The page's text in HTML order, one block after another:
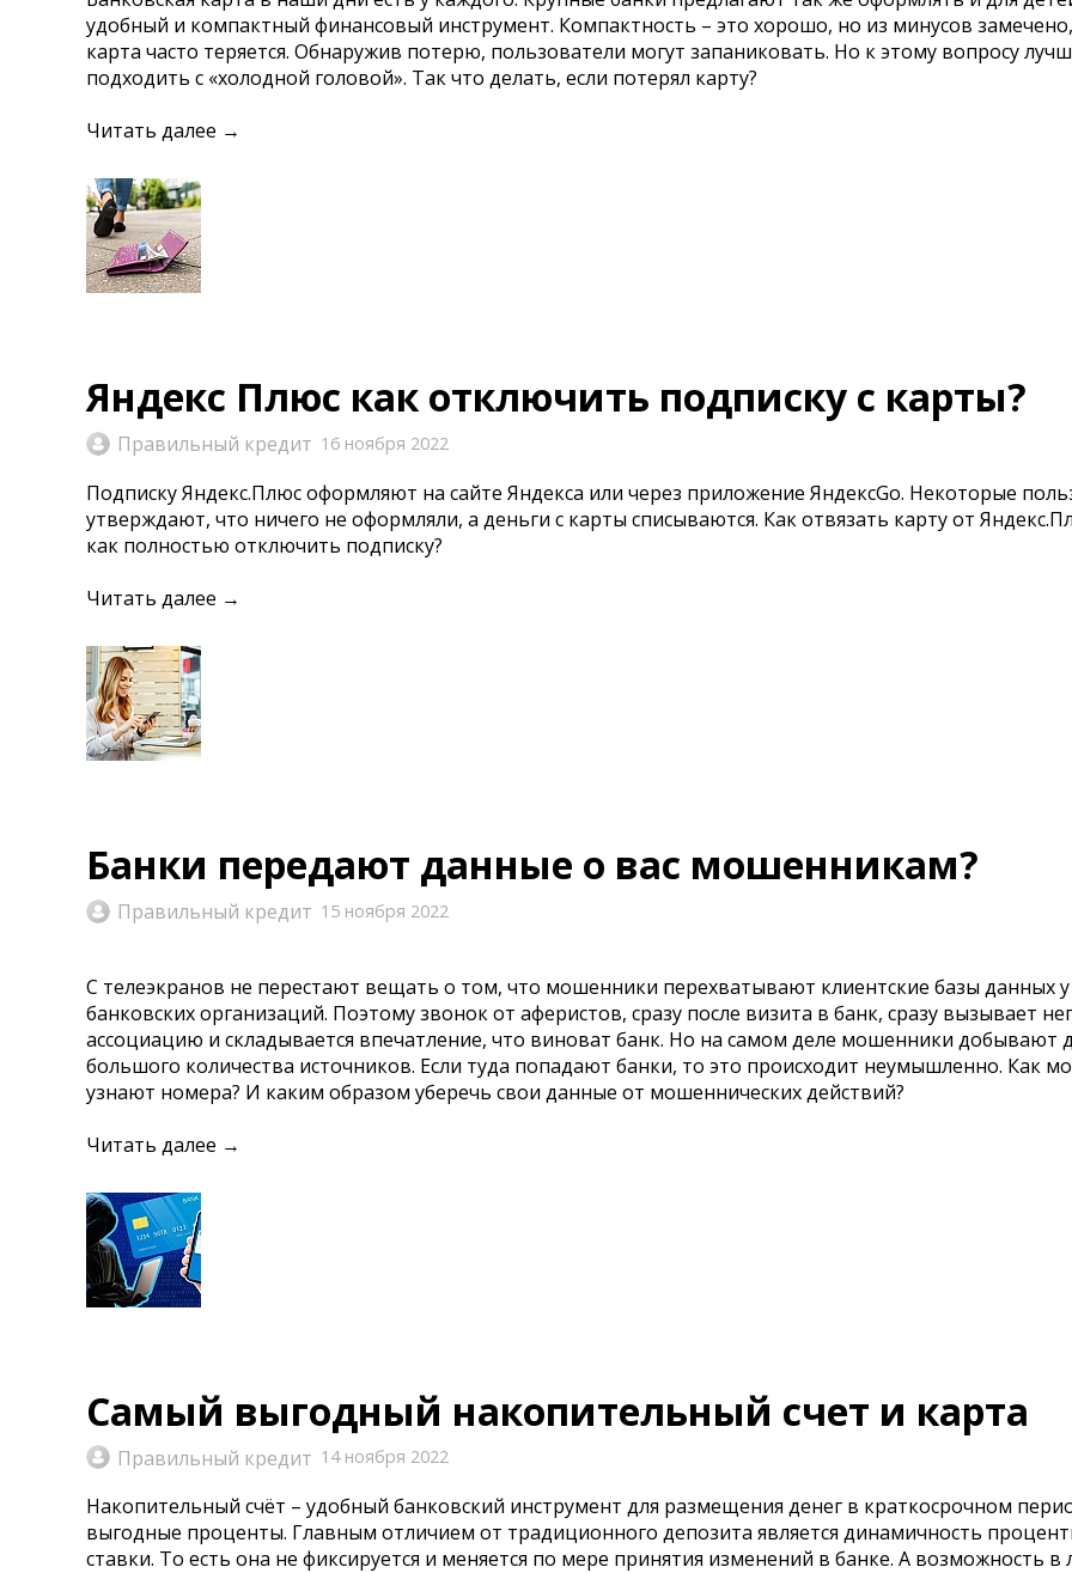
удобный и компактный финансовый инструмент. Компактность – это хорошо, но из минусов
карта часто теряется. Обнаружив потерю, пользователи могут запаниковать. Но к этому вопросу
подходить с «холодной головой». Так что делать, если потерял карту?
Читать далее →
Яндекс Плюс как отключить подписку с карты?
Правильный кредит 16 ноября 2022
Подписку Яндекс.Плюс оформляют на сайте Яндекса или через приложение ЯндексGo. Некоторые
утверждают, что ничего не оформляли, а деньги с карты списываются. Как отвязать карту от
как полностью отключить подписку?
Читать далее →
Банки передают данные о вас мошенникам?
Правильный кредит 15 ноября 2022
С телеэкранов не перестают вещать о том, что мошенники перехватывают клиентские базы данных у
банковских организаций. Поэтому звонок от аферистов, сразу после визита в банк, сразу вызывает
ассоциацию и складывается впечатление, что виноват банк. Но на самом деле мошенники добывают
большого количества источников. Если туда попадают банки, то это происходит неумышленно. Как
узнают номера? И каким образом уберечь свои данные от мошеннических действий?
Читать далее →
Самый выгодный накопительный счет и карта
Правильный кредит 14 ноября 2022
Накопительный счёт – удобный банковский инструмент для размещения денег в краткосрочном
выгодные проценты. Главным отличием от традиционного депозита является динамичность
ставки. То есть она не фиксируется и меняется по мере принятия изменений в банке. А возможность в